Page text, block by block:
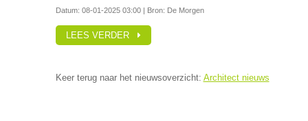
Datum: 08-01-2025 03:00| Bron: De Morgen
LEES VERDER
Keer terug naar het nieuwsoverzicht: Architect nieuws